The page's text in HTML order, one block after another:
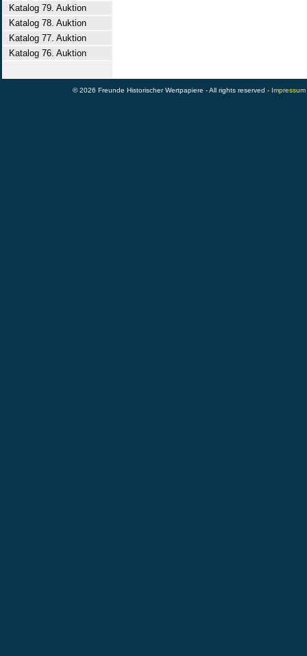
Katalog 79. Auktion
Katalog 78. Auktion
Katalog 77. Auktion
Katalog 76. Auktion
© 2026 Freunde Historischer Wertpapiere - All rights reserved - Impressum